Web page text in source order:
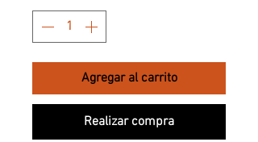
Agregar al carrito
Realizar compra